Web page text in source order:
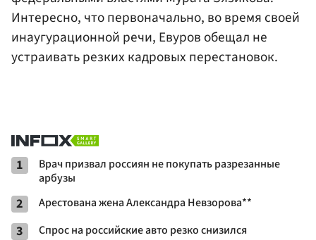
Интересно, что первоначально, во время своей
инаугурационной речи, Евуров обещал не
устраивать резких кадровых перестановок.
1
Врач призвал россиян не покупать разрезанные
арбузы
2 Арестована жена Александра Невзорова**
3 Спрос на российские авто резко снизился